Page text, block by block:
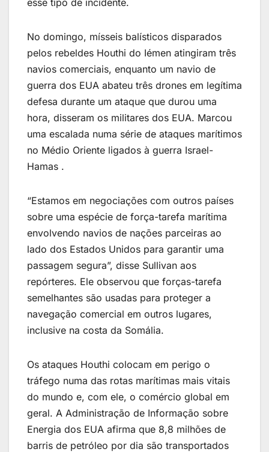
No domingo, mísseis balísticos disparados
pelos rebeldes Houthi do Iémen atingiram três
navios comerciais, enquanto um navio de
guerra dos EUA abateu três drones em legítima
defesa durante um ataque que durou uma
hora, disseram os militares dos EUA. Marcou
uma escalada numa série de ataques marítimos
no Médio Oriente ligados à guerra Israel-
Hamas .
“Estamos em negociações com outros países
sobre uma espécie de força-tarefa marítima
envolvendo navios de nações parceiras ao
lado dos Estados Unidos para garantir uma
passagem segura”, disse Sullivan aos
repórteres. Ele observou que forças-tarefa
semelhantes são usadas para proteger a
navegação comercial em outros lugares,
inclusive na costa da Somália.
Os ataques Houthi colocam em perigo o
tráfego numa das rotas marítimas mais vitais
do mundo e, com ele, o comércio global em
geral. A Administração de Informação sobre
Energia dos EUA afirma que 8,8 milhões de
barris de petróleo por dia são transportados